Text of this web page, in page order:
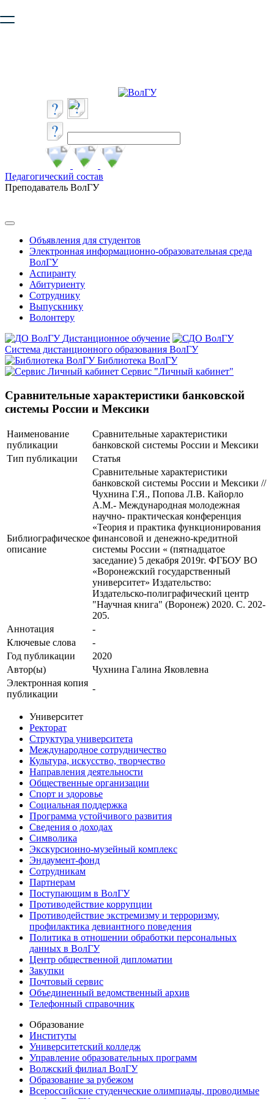
безопасную работу с сайтом. Пожалуйста
Педагогический состав
Преподаватель ВолГУ
Объявления для студентов
Электронная информационно-образовательная среда
ВолГУ
Аспиранту
Абитуриенту
Сотруднику
Выпускнику
Волонтеру
Дистанционное обучение
Система дистанционного образования ВолГУ
Библиотека ВолГУ
Сервис "Личный кабинет"
Сравнительные характеристики банковской
системы России и Мексики
Наименование
публикации
Сравнительные характеристики
банковской системы России и Мексики
Тип публикации
Статья
Библиографическое
описание
Сравнительные характеристики
банковской системы России и Мексики //
Чухнина Г.Я., Попова Л.В. Кайорло
А.М.- Международная молодежная
научно- практическая конференция
«Теория и практика функционирования
финансовой и денежно-кредитной
системы России « (пятнадцатое
заседание) 5 декабря 2019г. ФГБОУ ВО
«Воронежский государственный
университет» Издательство:
Издательско-полиграфический центр
"Научная книга" (Воронеж) 2020. С. 202-
205.
Аннотация
-
Ключевые cлова
-
Год публикации
2020
Автор(ы)
Чухнина Галина Яковлевна
Электронная копия
публикации
-
Университет
Ректорат
Структура университета
Международное сотрудничество
Культура, искусство, творчество
Направления деятельности
Общественные организации
Спорт и здоровье
Социальная поддержка
Программа устойчивого развития
Сведения о доходах
Символика
Экскурсионно-музейный комплекс
Эндаумент-фонд
Сотрудникам
Партнерам
Поступающим в ВолГУ
Противодействие коррупции
Противодействие экстремизму и терроризму,
профилактика девиантного поведения
Политика в отношении обработки персональных
данных в ВолГУ
Центр общественной дипломатии
Закупки
Почтовый сервис
Объединенный ведомственный архив
Телефонный справочник
Образование
Институты
Университетский колледж
Управление образовательных программ
Волжский филиал ВолГУ
Образование за рубежом
Всероссийские студенческие олимпиады, проводимые